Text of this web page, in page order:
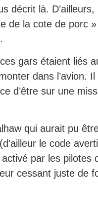
décrit là.
de la cote de porc
gars étaient liés
dans l’avion.
d’être sur une
qui aurait pu
le code
par les pilotes
cessant juste de